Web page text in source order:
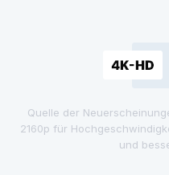
Quelle der
2160p für
und